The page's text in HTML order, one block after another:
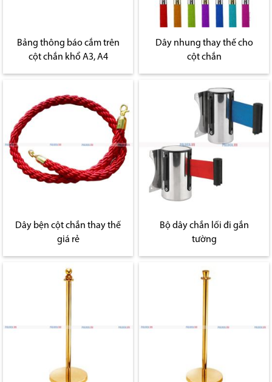
Bảng thông báo cắm trên
cột chắn khổ A3, A4
Dây nhung thay thế cho
cột chắn
Dây bện cột chắn thay thế
giá rẻ
Bộ dây chắn lối đi gắn
tường